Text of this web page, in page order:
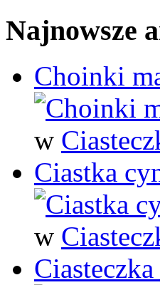
Najnowsze
Choinki
w
Ciastka
w